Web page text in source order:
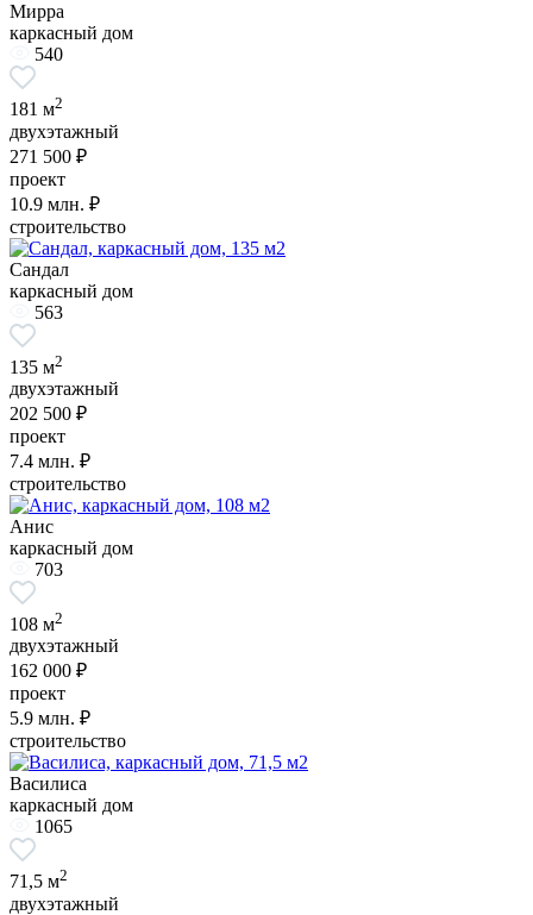
Мирра
каркасный дом
540
181 м2
двухэтажный
271 500 ₽
проект
10.9 млн. ₽
строительство
Сандал
каркасный дом
563
135 м2
двухэтажный
202 500 ₽
проект
7.4 млн. ₽
строительство
Анис
каркасный дом
703
108 м2
двухэтажный
162 000 ₽
проект
5.9 млн. ₽
строительство
Василиса
каркасный дом
1065
71,5 м2
двухэтажный